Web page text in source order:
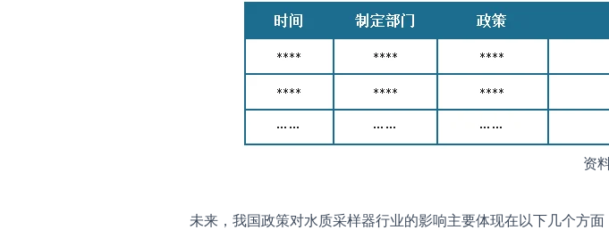
资
未来，我国政策对水质采样器行业的影响主要体现在以下几个方面